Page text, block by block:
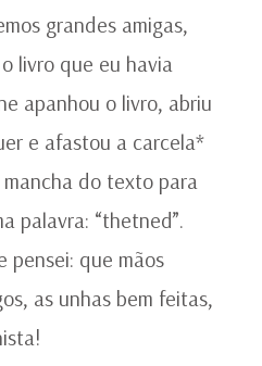
grandes amigas,
livro que eu havia
apanhou o livro, abriu
e afastou a carcela*
do texto para
palavra: “thetned”.
pensei: que mãos
as unhas bem feitas,